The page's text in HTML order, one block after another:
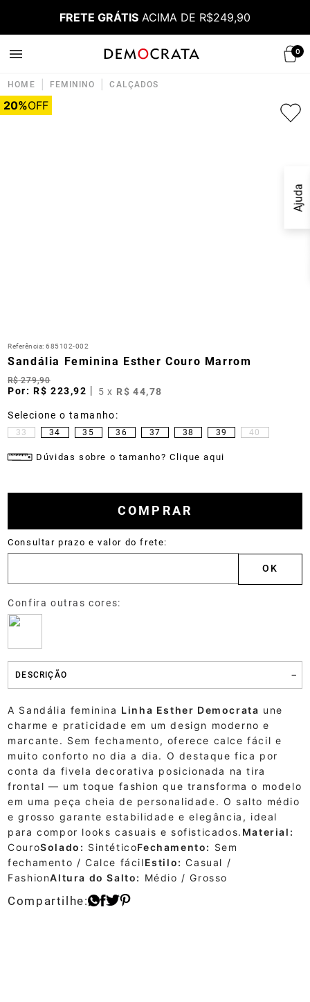
FRETE GRÁTIS ACIMA DE R$249,90
0
Ajuda
HOME FEMININO CALÇADOS
20%OFF
Referência:685102-002
Sandália Feminina Esther Couro Marrom
R$ 279,90
R$ 223,92 5 x R$ 44,78
33 34 35 36 37 38 39 40
Dúvidas sobre o tamanho? Clique aqui
COMPRAR
DESCRIÇÃO
A Sandália feminina Linha Esther Democrata une
charme e praticidade em um design moderno e
marcante. Sem fechamento, oferece calce fácil e
muito conforto no dia a dia. O destaque fica por
conta da fivela decorativa posicionada na tira
frontal — um toque fashion que transforma o modelo
em uma peça cheia de personalidade. O salto médio
e grosso garante estabilidade e elegância, ideal
para compor looks casuais e sofisticados. Material:
CouroSolado: SintéticoFechamento: Sem
fechamento / Calce fácilEstilo: Casual /
FashionAltura do Salto: Médio / Grosso